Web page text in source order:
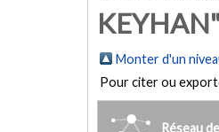
KEYHAN"
Monter d'un
Pour citer ou
Réseau